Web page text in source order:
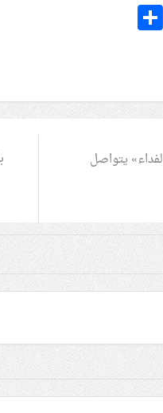
Share
يتواصل